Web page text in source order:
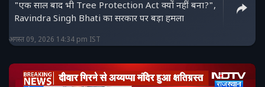
"एक साल बाद भी Tree Protection Act क्यों नहीं बना?",
Ravindra Singh Bhati का सरकार पर बड़ा हमला
अगस्त 09, 2026 14:34 pm IST